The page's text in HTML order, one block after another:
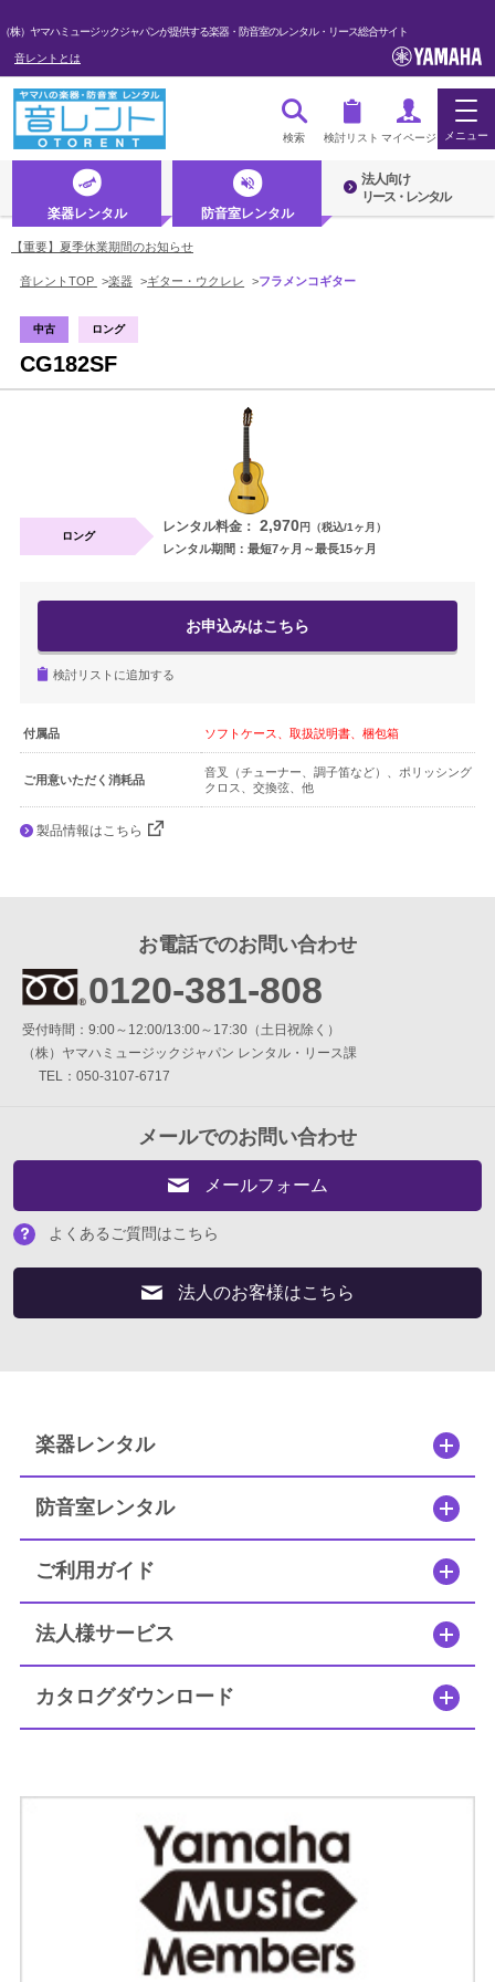
（株）ヤマハミュージックジャパンが提供する楽器・防音室のレンタル・リース総合サイト
音レントとは
検索 検討リスト マイページ メニュー
ログイン・マイページ
初めての方へ・音レントとは
楽器レンタル
ギター・ウクレレ
電子ピアノ・エレクトーン・シンセ
アコースティックピアノ
定額プラン
音バトン レンタルプラン
セフィーネNS MCプラン
簡易防音室 DIY.M
よくあるご質問
お電話でのお問い合わせ
0120-381-808
（土・日・祝日を除く）
よくあるご質問はこちら
閉じる
楽器レンタル 防音室レンタル
法人向け
リース・レンタル
【重要】夏季休業期間のお知らせ
音レントTOP >楽器 >ギター・ウクレレ >フラメンコギター
中古 ロング
CG182SF
ロング
レンタル料金： 2,970円（税込/1ヶ月）
レンタル期間：最短7ヶ月～最長15ヶ月
お申込みはこちら
検討リストに追加する
付属品 ソフトケース、取扱説明書、梱包箱
ご用意いただく消耗品
音叉（チューナー、調子笛など）、ポリッシング
クロス、交換弦、他
製品情報はこちら
お電話でのお問い合わせ
0120-381-808
受付時間：9:00～12:00/13:00～17:30（土日祝除く）
（株）ヤマハミュージックジャパン レンタル・リース課
TEL：050-3107-6717
メールでのお問い合わせ
メールフォーム
よくあるご質問はこちら
法人のお客様はこちら
楽器レンタル
防音室レンタル
ご利用ガイド
法人様サービス
カタログダウンロード